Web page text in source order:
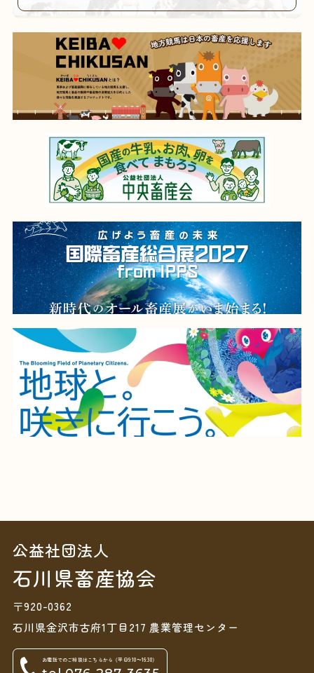
公益社団法人
石川県畜産協会
〒920-0362
石川県金沢市古府1丁目217 農業管理センター
お電話でのご相談はこちらから（平日9:10～16:30）